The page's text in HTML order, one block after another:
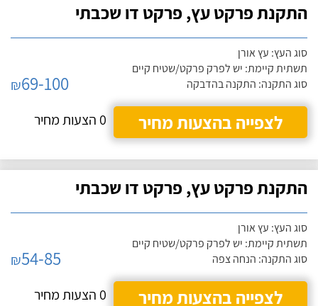
התקנת פרקט עץ, פרקט דו שכבתי
סוג העץ: עץ אורן
תשתית קיימת: יש לפרק פרקט/שטיח קיים
סוג התקנה: התקנה בהדבקה
₪69-100
לצפייה בהצעות מחיר
0 הצעות מחיר
התקנת פרקט עץ, פרקט דו שכבתי
סוג העץ: עץ אורן
תשתית קיימת: יש לפרק פרקט/שטיח קיים
סוג התקנה: הנחה צפה
₪54-85
לצפייה בהצעות מחיר
0 הצעות מחיר